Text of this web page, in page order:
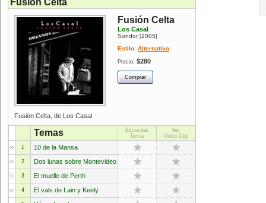
Fusión Celta
Fusión Celta
Los Casal
Sondor[2005]
Estilo: Alternativo
Precio: $280
Fusión Celta, de Los Casal
Temas
Escuchar
Tema
Ver
Video Clip
1
10 de la Mansa
2 Dos lunas sobre Montevideo
3 El muelle de Perth
4 El vals de Lain y Keely